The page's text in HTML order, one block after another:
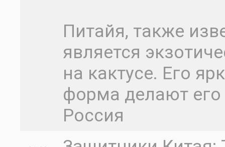
Питайя, также
является
на кактусе. Его
форма делают
Россия